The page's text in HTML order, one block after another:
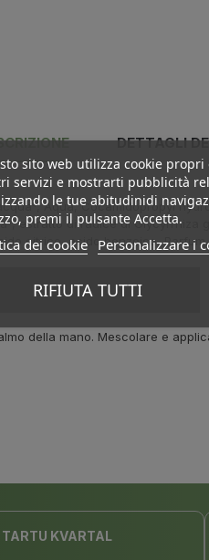
DETTAGLI
Aqua, Cocamidopropyl
estratto di radice di
citrico, acido benzoico, Parfum.
della mano. Mescolare e
TARTU KVARTAL
sito web utilizza cookie
servizi e mostrarti pubblicità
le tue abitudinidi
premi il pulsante Accetta.
dei cookie Personalizzare i
RIFIUTA TUTTI